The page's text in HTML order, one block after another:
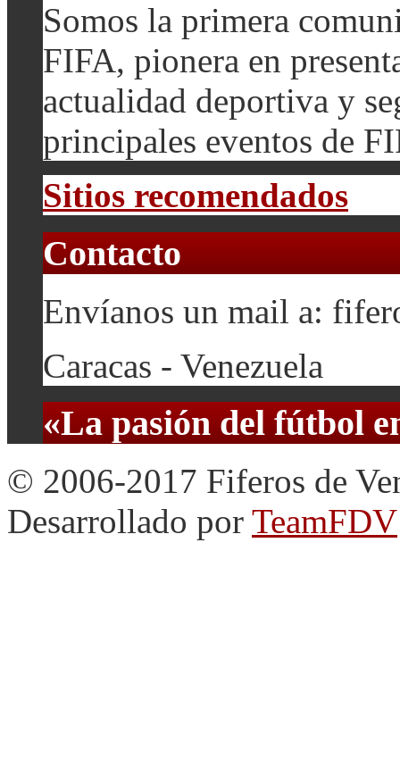
Somos la primera
FIFA, pionera en
actualidad deportiva y
principales eventos de
Sitios recomendados
Contacto
Envíanos un mail a:
Caracas - Venezuela
«La pasión del fútbol
© 2006-2017 Fiferos de
Desarrollado por TeamFDV